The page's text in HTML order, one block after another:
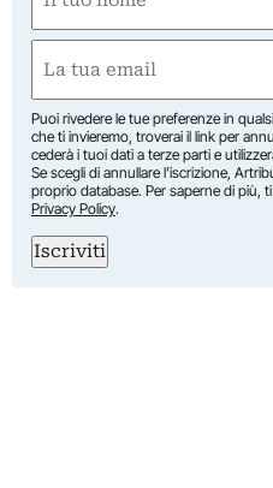
(Required)
First
(Required)
Puoi rivedere le tue preferenze in
che ti invieremo, troverai il link per
cederà i tuoi dati a terze parti e
Se scegli di annullare l’iscrizione,
proprio database. Per saperne di più,
Privacy Policy.
Iscriviti